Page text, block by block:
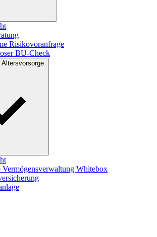
Risikovoranfrage
BU-Check
Whitebox